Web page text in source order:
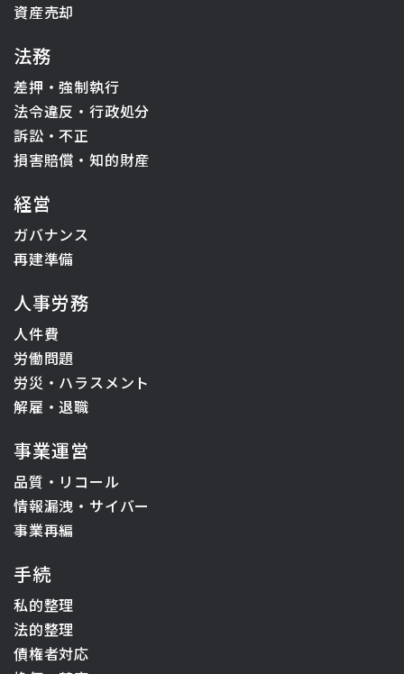
資産売却
法務
差押・強制執行
法令違反・行政処分
訴訟・不正
損害賠償・知的財産
経営
ガバナンス
再建準備
人事労務
人件費
労働問題
労災・ハラスメント
解雇・退職
事業運営
品質・リコール
情報漏洩・サイバー
事業再編
手続
私的整理
法的整理
債権者対応